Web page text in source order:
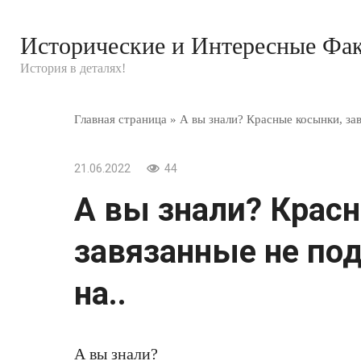
контенту
Исторические и Интересные
История в деталях!
Главная страница » А вы знали? Красные косынки,
21.06.2022 44
А вы знали?
завязанные не
на..
А вы знали?